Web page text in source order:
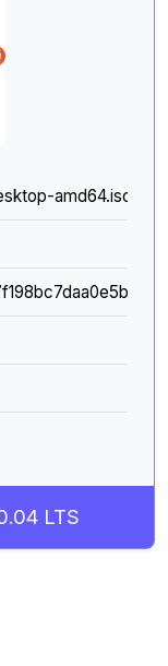
amd64.iso
LTS